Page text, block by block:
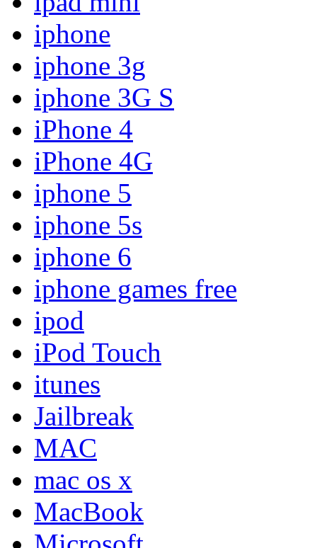
iphone
iphone 3g
iphone 3G S
iPhone 4
iPhone 4G
iphone 5
iphone 5s
iphone 6
iphone games free
ipod
iPod Touch
itunes
Jailbreak
MAC
mac os x
MacBook